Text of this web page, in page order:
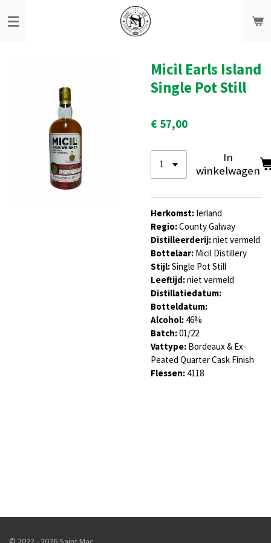
direct
Micil Earls Island
Single Pot Still
€ 57,00
In
winkelwagen
Herkomst: Ierland
Regio:County Galway
Distilleerderij:niet vermeld
Bottelaar: Micil Distillery
Stijl:Single Pot Still
Leeftijd:niet vermeld
Distillatiedatum:
Botteldatum:
Alcohol: 46%
Batch:01/22
Vattype: Bordeaux & Ex-
Peated Quarter Cask Finish
Flessen: 4118